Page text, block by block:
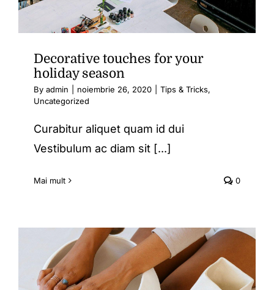
Decorative touches for your
holiday season
By admin noiembrie 26, 2020 Tips & Tricks,
Uncategorized
Curabitur aliquet quam id dui
Vestibulum ac diam sit [...]
Mai mult 0